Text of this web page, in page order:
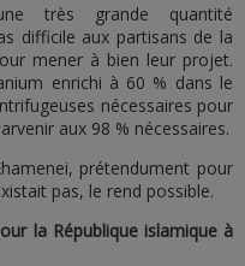
très grande quantité
difficile aux partisans de la
mener à bien leur projet.
enrichi à 60 % dans le
nécessaires pour
aux 98 % nécessaires.
prétendument pour
pas, le rend possible.
la République islamique à